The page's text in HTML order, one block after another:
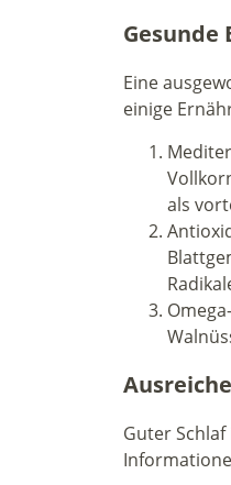
Gesunde
Eine
einige
als
Guter